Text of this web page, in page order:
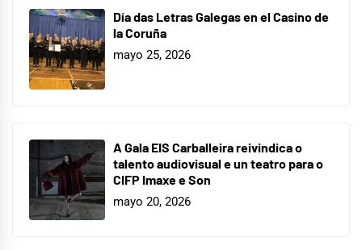
Día das Letras Galegas en el Casino de
la Coruña
mayo 25, 2026
A Gala EIS Carballeira reivindica o
talento audiovisual e un teatro para o
CIFP Imaxe e Son
mayo 20, 2026